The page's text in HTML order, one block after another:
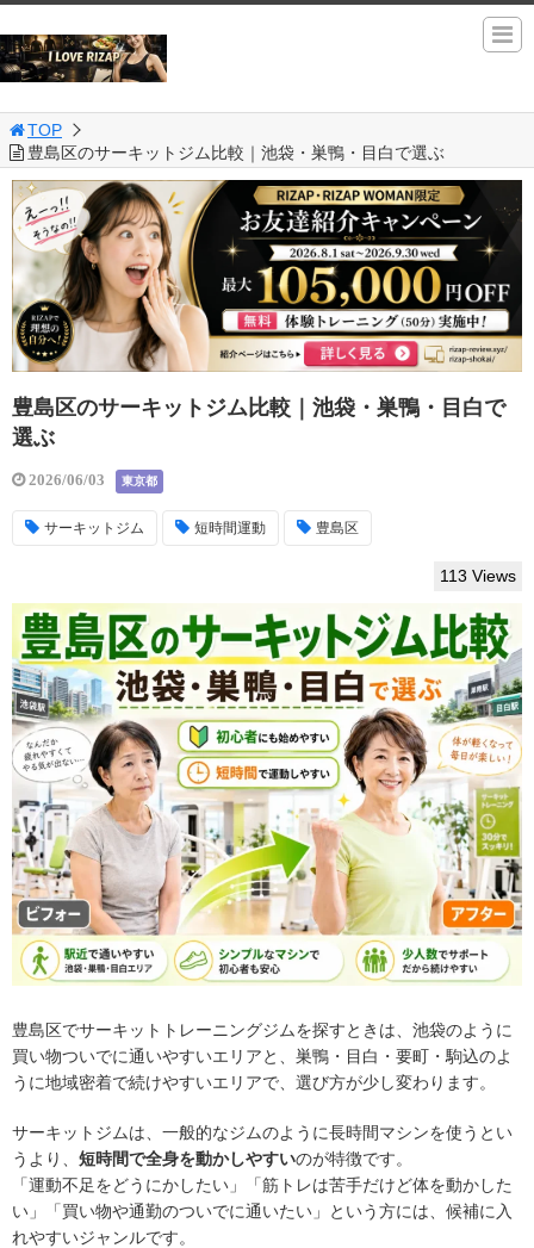
TOP
豊島区のサーキットジム比較｜池袋・巣鴨・目白で選ぶ
豊島区のサーキットジム比較｜池袋・巣鴨・目白で
選ぶ
2026/06/03 東京都
サーキットジム 短時間運動 豊島区
113 Views
豊島区でサーキットトレーニングジムを探すときは、池袋のように
買い物ついでに通いやすいエリアと、巣鴨・目白・要町・駒込のよ
うに地域密着で続けやすいエリアで、選び方が少し変わります。
サーキットジムは、一般的なジムのように長時間マシンを使うとい
うより、 短時間で全身を動かしやすいのが特徴です。
「運動不足をどうにかしたい」「筋トレは苦手だけど体を動かした
い」「買い物や通勤のついでに通いたい」という方には、候補に入
れやすいジャンルです。